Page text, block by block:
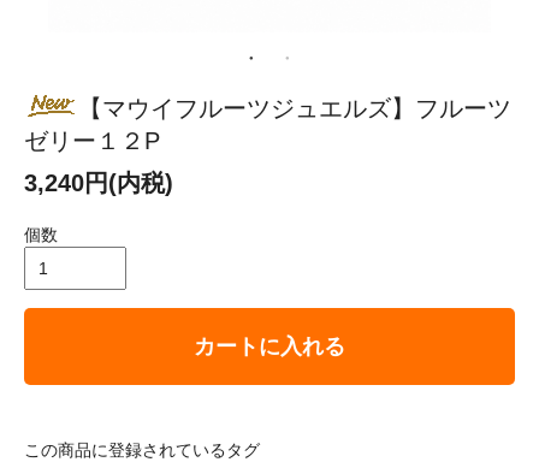
【マウイフルーツジュエルズ】フルーツ
ゼリー１２P
3,240円(内税)
個数
カートに入れる
この商品に登録されているタグ